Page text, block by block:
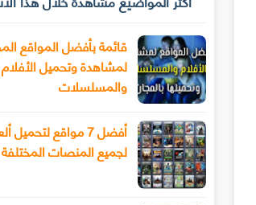
قائمة بأفضل المواقع
لمشاهدة وتحميل الأفلام
والمسلسلات
أفضل 7 مواقع
لجميع المنصات